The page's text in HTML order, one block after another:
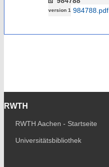
version 1 984788.pdf
RWTH
RWTH Aachen - Startseite
Universitätsbibliothek